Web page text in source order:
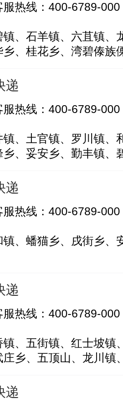
热线：400-6789-000
、石羊镇、六苴镇、
、桂花乡、湾碧傣族
递
热线：400-6789-000
、土官镇、罗川镇、
、妥安乡、勤丰镇、
递
热线：400-6789-000
、蟠猫乡、戌街乡、
递
热线：400-6789-000
、五街镇、红士坡镇
乡、五顶山、龙川镇
递